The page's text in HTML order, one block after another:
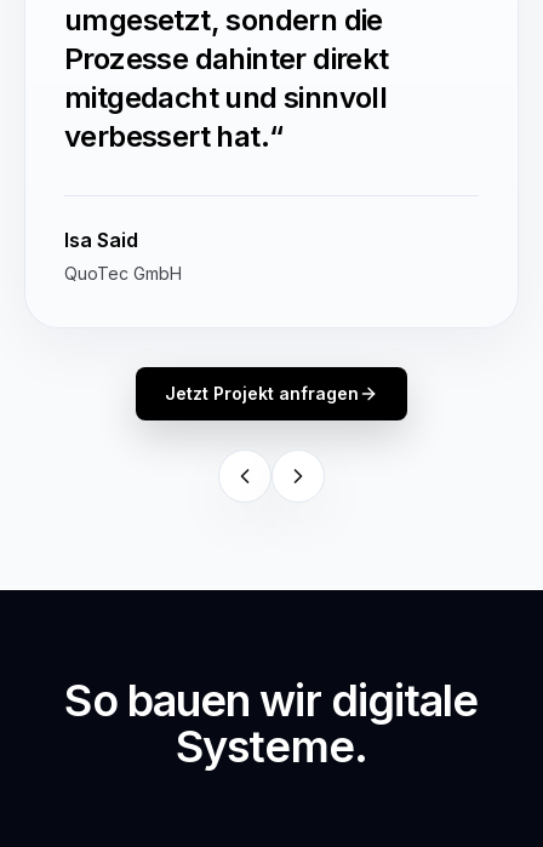
umgesetzt, sondern die
Prozesse dahinter direkt
mitgedacht und sinnvoll
verbessert hat.“
Isa Said
QuoTec GmbH
Jetzt Projekt anfragen
So bauen wir digitale
Systeme.